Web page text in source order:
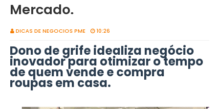
Mercado.
DICAS DE NEGOCIOS PME 10:26
Dono de grife idealiza negócio
inovador para otimizar o tempo
de quem vende e compra
roupas em casa.